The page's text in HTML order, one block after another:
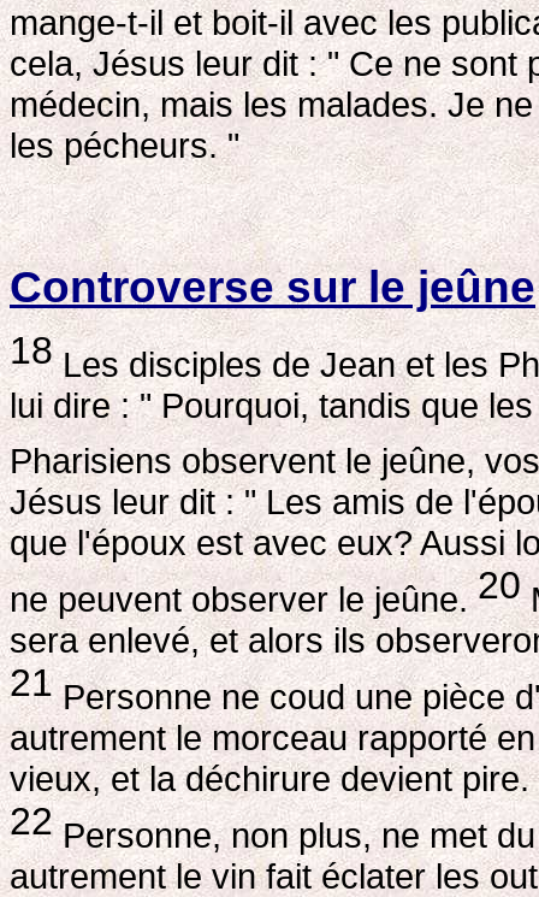
mange-t-il et boit-il avec les
cela, Jésus leur dit : " Ce ne sont
médecin, mais les malades. Je
les pécheurs. "
Controverse sur le jeûne
18Les disciples de Jean et les
lui dire : " Pourquoi, tandis que
Pharisiens observent le jeûne,
Jésus leur dit : " Les amis de
que l'époux est avec eux? Aussi
ne peuvent observer le jeûne.20
sera enlevé, et alors ils
21Personne ne coud une pièce
autrement le morceau rapporté
vieux, et la déchirure devient pire.
22Personne, non plus, ne met
autrement le vin fait éclater les